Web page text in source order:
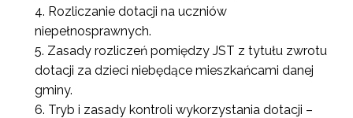
Rozliczanie dotacji na uczniów
niepełnosprawnych.
Zasady rozliczeń pomiędzy JST z tytułu zwrotu
dotacji za dzieci niebędące mieszkańcami danej
gminy.
Tryb i zasady kontroli wykorzystania dotacji –